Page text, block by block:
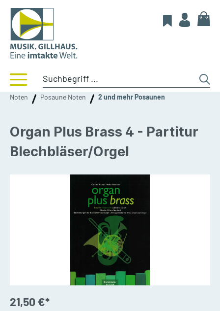
Noten Posaune Noten 2 und mehr Posaunen
Organ Plus Brass 4 - Partitur
Blechbläser/Orgel
21,50 €*